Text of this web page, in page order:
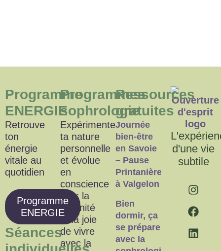
d'une vie
subtile
Ressources
gratuites
Journée
bien-être
en Savoie
– Pause
Printanière
à Valgelon
Bien
dormir, ça
se prépare
avec la
Programmes
sophrologie
Expérimente
ta nature
personnelle
et évolue
en
conscience
vers la
sérénité
et la joie
de vivre
avec la
Programme
ENERGIE
Retrouve
ton
énergie
vitale au
quotidien
Programme
ENERGIE
Séances